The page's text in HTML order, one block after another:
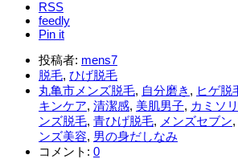
RSS
feedly
Pin it
投稿者: mens7
脱毛, ひげ脱毛
丸亀市メンズ脱毛, 自分磨き , ヒゲ脱
キンケア, 清潔感, 美肌男子, カミソ
ンズ脱毛, 青ひげ脱毛, メンズセブン,
ンズ美容, 男の身だしなみ
コメント: 0